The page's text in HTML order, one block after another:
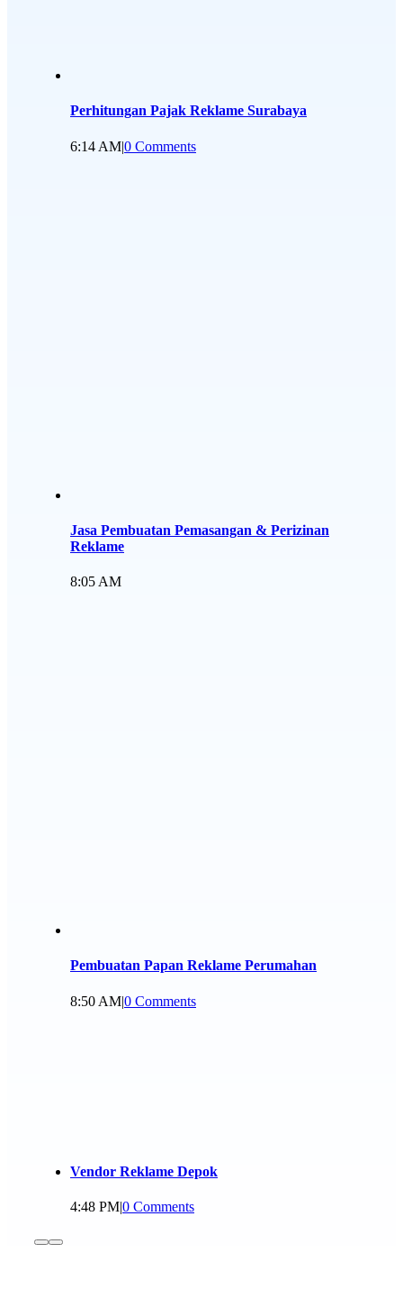
Perhitungan Pajak Reklame Surabaya
6:14 AM|0 Comments
Jasa Pembuatan Pemasangan & Perizinan
Reklame
8:05 AM
Pembuatan Papan Reklame Perumahan
8:50 AM|0 Comments
Vendor Reklame Depok
4:48 PM|0 Comments